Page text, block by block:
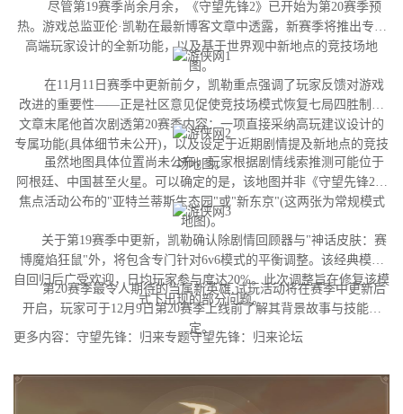
尽管第19赛季尚余月余，《守望先锋2》已开始为第20赛季预
热。游戏总监亚伦·凯勒在最新博客文章中透露，新赛季将推出专为
高端玩家设计的全新功能，以及基于世界观中新地点的竞技场地
图。
在11月11日赛季中更新前夕，凯勒重点强调了玩家反馈对游戏
改进的重要性——正是社区意见促使竞技场模式恢复七局四胜制。
文章末尾他首次剧透第20赛季内容：一项直接采纳高玩建议设计的
专属功能(具体细节未公开)，以及设定于近期剧情提及新地点的竞技
场地图。
虽然地图具体位置尚未公布，玩家根据剧情线索推测可能位于
阿根廷、中国甚至火星。可以确定的是，该地图并非《守望先锋2》
焦点活动公布的"亚特兰蒂斯生态园"或"新东京"(这两张为常规模式
地图)。
关于第19赛季中更新，凯勒确认除剧情回顾器与"神话皮肤：赛
博魔焰狂鼠"外，将包含专门针对6v6模式的平衡调整。该经典模式
自回归后广受欢迎，日均玩家参与度达20%。此次调整旨在修复该模
式下出现的部分问题。
第20赛季最令人期待的当属新英雄,试玩活动将在赛季中更新后
开启，玩家可于12月9日第20赛季上线前了解其背景故事与技能设
定。
更多内容：守望先锋：归来专题守望先锋：归来论坛